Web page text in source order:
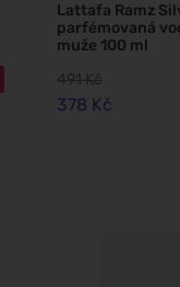
Lattafa Ramz
parfémovaná
muže 100 ml
491 Kč
378 Kč